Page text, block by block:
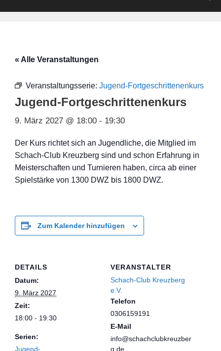
« Alle Veranstaltungen
Veranstaltungsserie: Jugend-Fortgeschrittenenkurs
Jugend-Fortgeschrittenenkurs
9. März 2027 @ 18:00 - 19:30
Der Kurs richtet sich an Jugendliche, die Mitglied im
Schach-Club Kreuzberg sind und schon Erfahrung in
Meisterschaften und Turnieren haben, circa ab einer
Spielstärke von 1300 DWZ bis 1800 DWZ.
Zum Kalender hinzufügen
DETAILS
Datum:
9. März 2027
Zeit:
18:00 - 19:30
Serien:
Jugend-
VERANSTALTER
Schach-Club Kreuzberg
e.V.
Telefon
0306159191
E-Mail
info@schachclubkreuzber
g.de